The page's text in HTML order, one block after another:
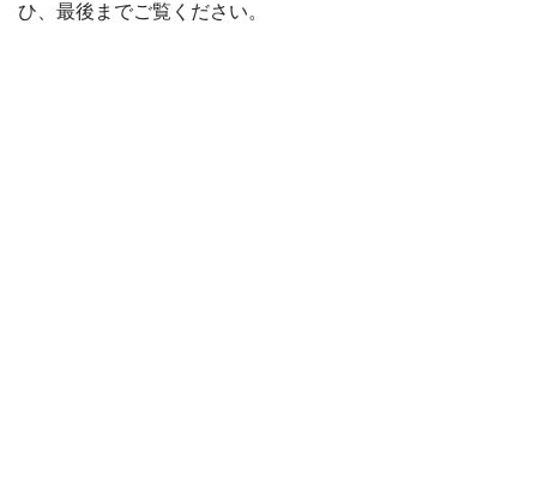
ひ、最後までご覧ください。